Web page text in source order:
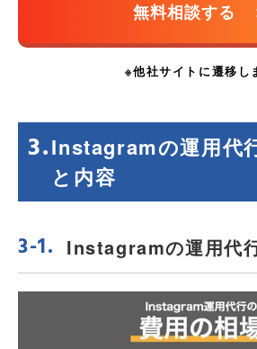
Instagramの運用代
と内容
Instagramの運用代